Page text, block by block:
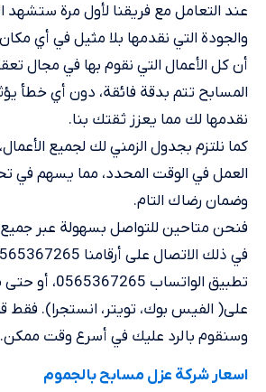
عند التعامل مع فريقنا لأول مرة ستشهد
والجودة التي نقدمها بلا مثيل في أي
أن كل الأعمال التي نقوم بها في مجال
المسابح تتم بدقة فائقة، دون أي خطأ
نقدمها لك مما يعزز ثقتك بنا.
كما نلتزم بجدول الزمني لك لجميع
العمل في الوقت المحدد، مما يسهم في
وضمان رضاك التام.
فنحن متاحين للتواصل بسهولة عبر جميع
تطبيق الواتساب
على( الفيس بوك، تويتر، انستجرا). فقط
وسنقوم بالرد عليك في أسرع وقت ممكن.
اسعار شركة عزل مسابح بالجموم